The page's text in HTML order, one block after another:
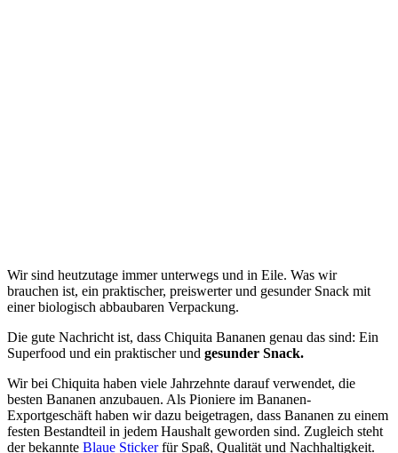
Wir sind heutzutage immer unterwegs und in Eile. Was wir
brauchen ist, ein praktischer, preiswerter und gesunder Snack mit
einer biologisch abbaubaren Verpackung.
Die gute Nachricht ist, dass Chiquita Bananen genau das sind: Ein
Superfood und ein praktischer und gesunder Snack.
Wir bei Chiquita haben viele Jahrzehnte darauf verwendet, die
besten Bananen anzubauen. Als Pioniere im Bananen-
Exportgeschäft haben wir dazu beigetragen, dass Bananen zu einem
festen Bestandteil in jedem Haushalt geworden sind. Zugleich steht
der bekannte Blaue Stickerfür Spaß, Qualität und Nachhaltigkeit.